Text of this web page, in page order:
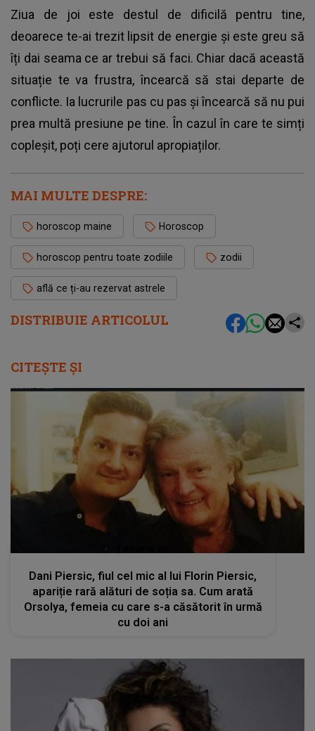
DISTRIBUIE ARTICOLUL
Ziua de joi este destul de dificilă pentru tine,
deoarece te-ai trezit lipsit de energie și este greu să
îți dai seama ce ar trebui să faci. Chiar dacă această
situație te va frustra, încearcă să stai departe de
conflicte. Ia lucrurile pas cu pas și încearcă să nu pui
prea multă presiune pe tine. În cazul în care te simți
copleșit, poți cere ajutorul apropiaților.
MAI MULTE DESPRE:
horoscop maine Horoscop
horoscop pentru toate zodiile zodii
află ce ți-au rezervat astrele
CITEȘTE ȘI
Dani Piersic, fiul cel mic al lui Florin Piersic,
apariție rară alături de soția sa. Cum arată
Orsolya, femeia cu care s-a căsătorit în urmă
cu doi ani